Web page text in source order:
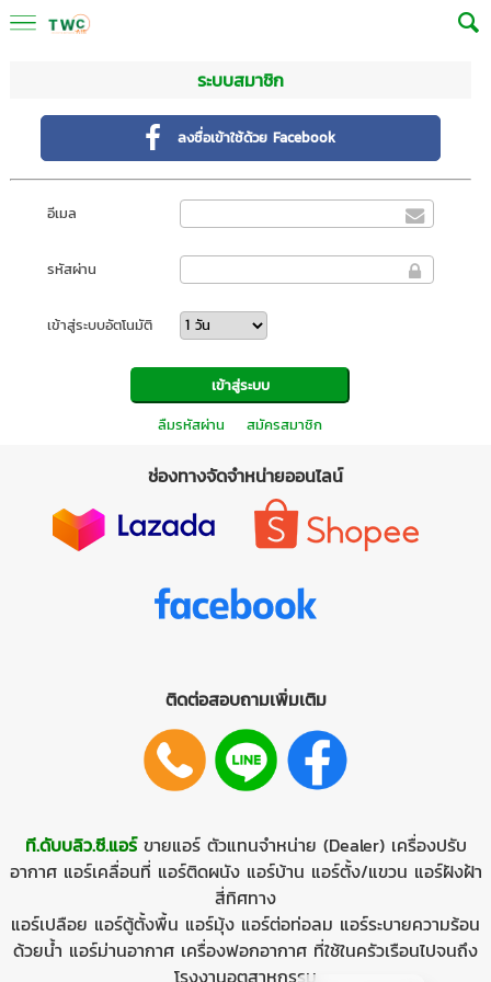
ระบบสมาชิก
ลงชื่อเข้าใช้ด้วย Facebook
อีเมล
รหัสผ่าน
เข้าสู่ระบบอัตโนมัติ
ลืมรหัสผ่าน สมัครสมาชิก
ช่องทางจัดจำหน่ายออนไลน์
ติดต่อสอบถามเพิ่มเติม
ที.ดับบลิว.ซี.แอร์ ขายแอร์ตัวแทนจำหน่าย (Dealer) เครื่องปรับ
อากาศ แอร์เคลื่อนที่ แอร์ติดผนังแอร์บ้าน แอร์ตั้ง/แขวน แอร์ฝังฝ้า
สี่ทิศทาง
แอร์เปลือย แอร์ตู้ตั้งพื้น แอร์มุ้ง แอร์ต่อท่อลม แอร์ระบายความร้อน
ด้วยนํ้า แอร์ม่านอากาศ เครื่องฟอกอากาศ ที่ใช้ในครัวเรือนไปจนถึง
โรงงานอุตสาหกรรม